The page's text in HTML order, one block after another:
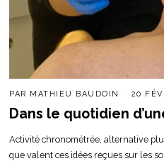
PAR MATHIEU BAUDOIN 20
Dans le quotidien
Activité chronométrée, alternative
que valent ces idées reçues sur les